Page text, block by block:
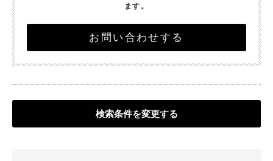
ます。
お問い合わせする
検索条件を変更する